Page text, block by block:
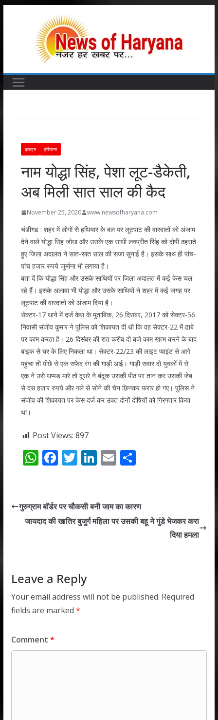
क्राइम हरियाणा
नाम योद्धा सिंह, पेशा लूट-डैकेती,
अब मिली सात साल की कैद
November 25, 2020 www.newsofharyana.com
चंडीगढ : शहर में लोगों से हथियार के बल पर लूटपाट की वारदातों को अंजाम
देने वाले योद्धा सिंह जोधा और उसके एक साथी लवप्रीत सिंह को दोषी ठहराते
हुए जिला अदालत ने सात-सात साल की सजा सुनाई है। इसके साथ ही पांच-
पांच हजार रुपये जुर्माना भी लगाया है।
बता दें कि योद्धा सिंह और उसके साथियों पर जिला अदालत में कई केस चल
रहे हैैं। इसके अलावा भी योद्धा और उसके साथियों ने शहर में कई जगह पर
लूटपाट की वारदातों को अंजाम दिया है।
सेक्टर-17 थाने में दर्ज केस के मुताबिक, 26 दिसंबर, 2017 को सेक्टर-56
निवासी संजीव कुमार ने पुलिस को शिकायत दी थी कि वह सेक्टर-22 में ढाबे
पर काम करता है। 26 दिसंबर की रात करीब दो बजे काम खत्म करने के बाद
बाइक से घर के लिए निकला था। सेक्टर-22/23 की लाइट प्वाइंट से आगे
पहुंचा तो पीछे से एक सफेद रंग की गाड़ी आई। गाड़ी सवार दो युवकों में से
एक ने उसे थप्पड़ मारे तो दूसरे ने बंदूक उसकी पीठ पर तान कर उसकी जेब
से दस हजार रुपये और गले से सोने की चेन छिनकर फरार हो गए। पुलिस ने
संजीव की शिकायत पर केस दर्ज कर उक्त दोनों दोषियों को गिरफ्तार किया
था।
Post Views: 897
W
s
A
F
b
o
T
er
Li
e
dI
E
l
S
e
गुरुग्राम बॉर्डर पर चौकसी बनी जाम का कारण
जायदाद की खातिर बुजुर्ग महिला पर उसकी बहू ने गुंडे भेजकर करा
दिया हमला
Leave a Reply
Your email address will not be published. Required
fields are marked *
Comment *